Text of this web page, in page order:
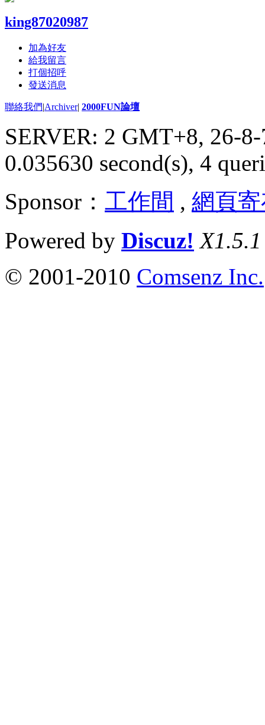
king87020987
加為好友
給我留言
打個招呼
發送消息
聯絡我們|Archiver| 2000FUN論壇
SERVER: 2 GMT+8, 26-
0.035630 second(s), 4
Sponsor： 工作間 , 網頁
Powered by Discuz! X1.5.1
© 2001-2010 Comsenz Inc.